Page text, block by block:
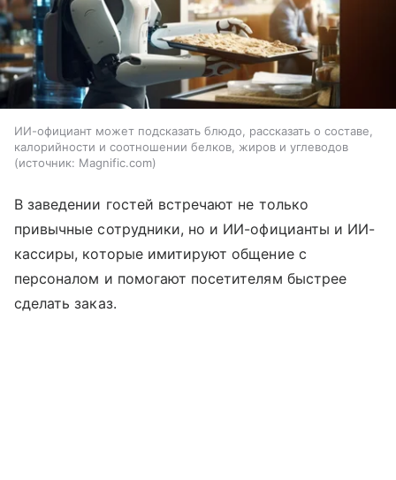
ИИ-официант может подсказать блюдо, рассказать о составе,
калорийности и соотношении белков, жиров и углеводов
источник: Magnific.com
В заведении гостей встречают не только
привычные сотрудники, но и ИИ-официанты и ИИ-
кассиры, которые имитируют общение с
персоналом и помогают посетителям быстрее
сделать заказ.